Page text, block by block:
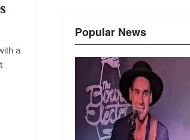
a
Popular News